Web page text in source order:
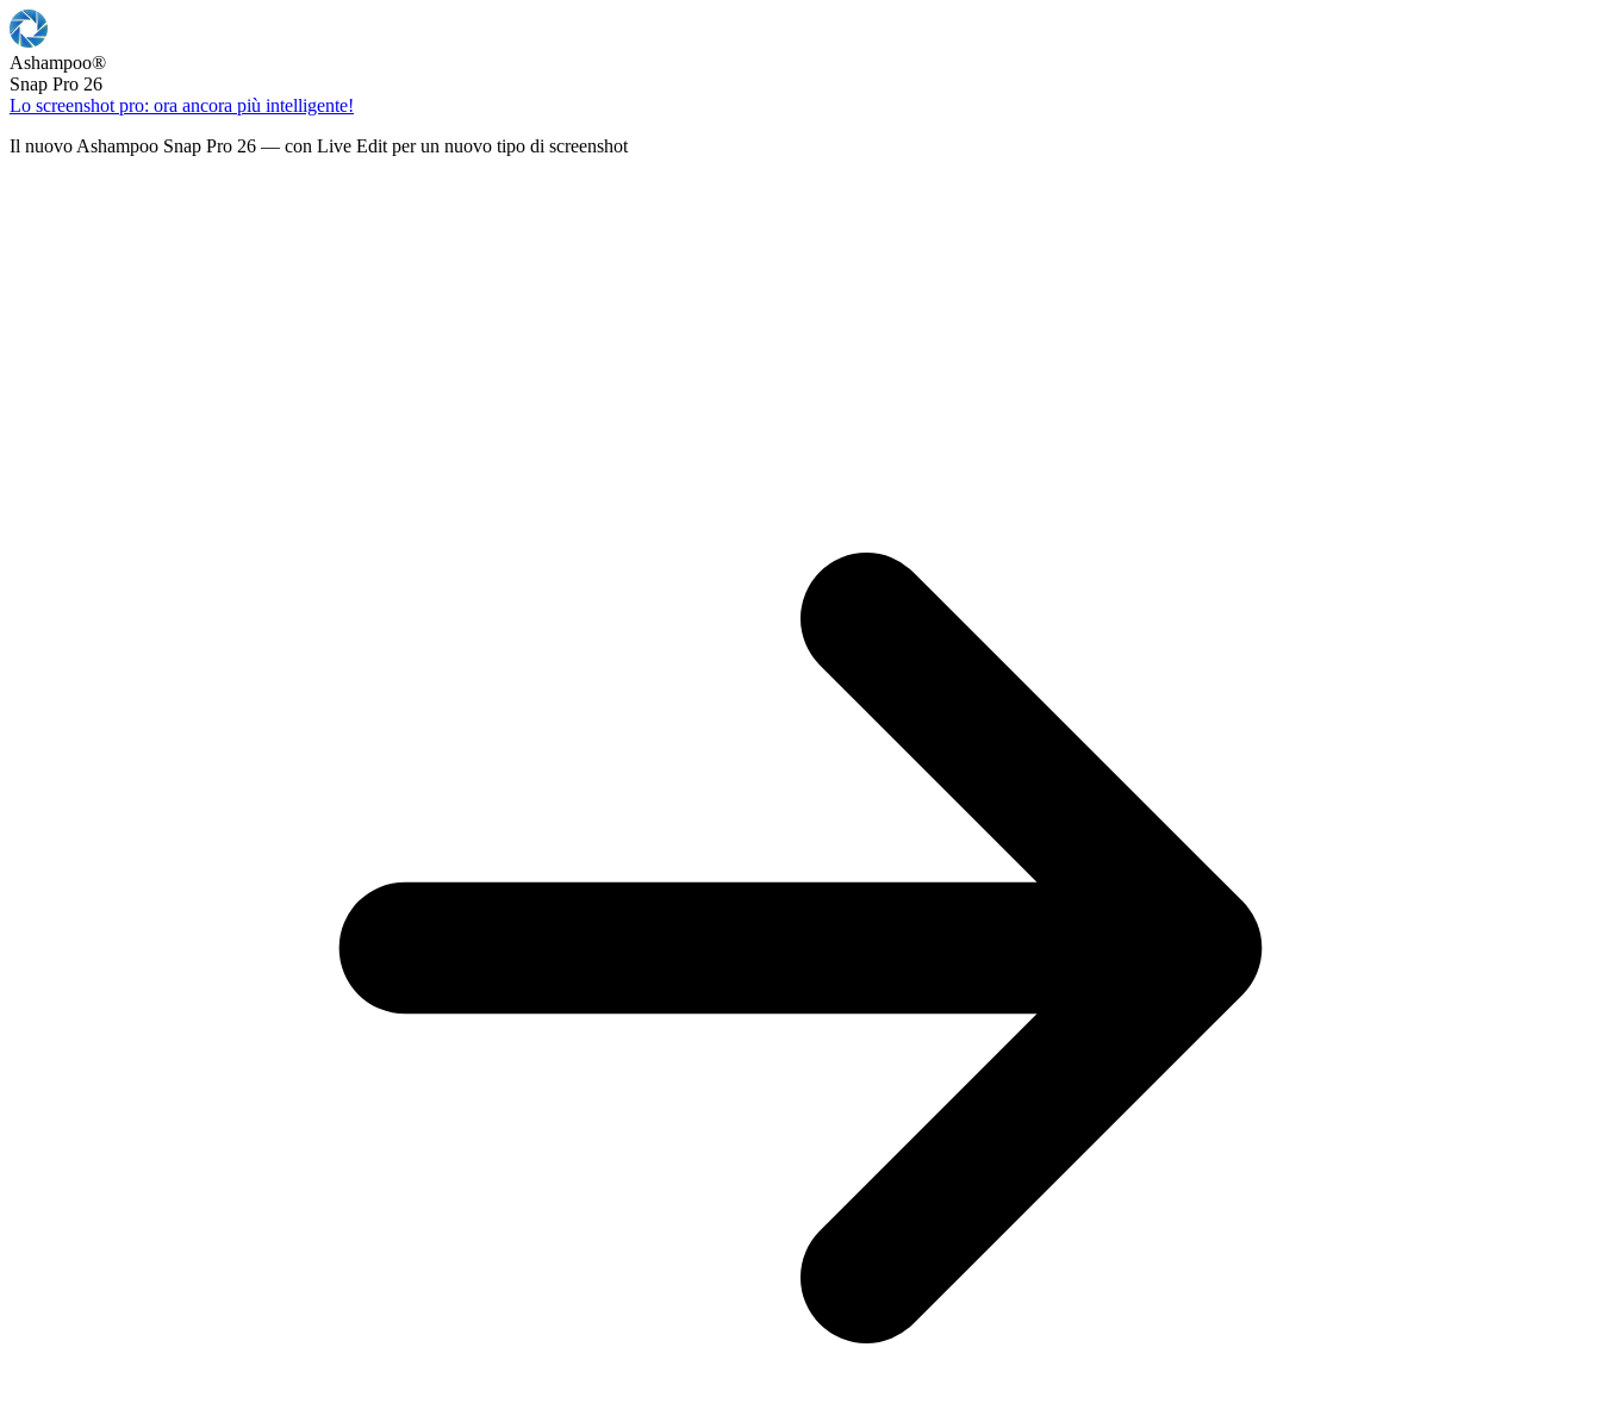
Ashampoo®
Snap Pro 26
Lo screenshot pro: ora ancora più intelligente!
Il nuovo Ashampoo Snap Pro 26 — con Live Edit per un nuovo tipo di screenshot